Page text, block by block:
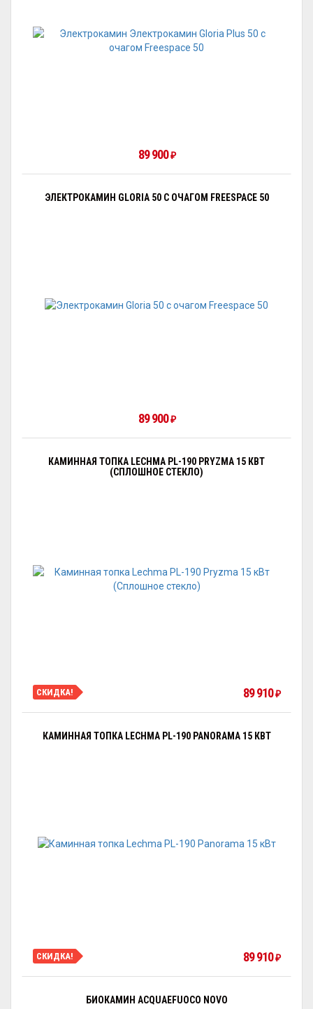
89 900₽
ЭЛЕКТРОКАМИН GLORIA 50 С ОЧАГОМ FREESPAСE 50
89 900₽
КАМИННАЯ ТОПКА LECHMA PL-190 PRYZMA 15 КВТ
(СПЛОШНОЕ СТЕКЛО)
СКИДКА! 89 910₽
КАМИННАЯ ТОПКА LECHMA PL-190 PANORAMA 15 КВТ
СКИДКА! 89 910₽
БИОКАМИН ACQUAEFUOCO NOVO